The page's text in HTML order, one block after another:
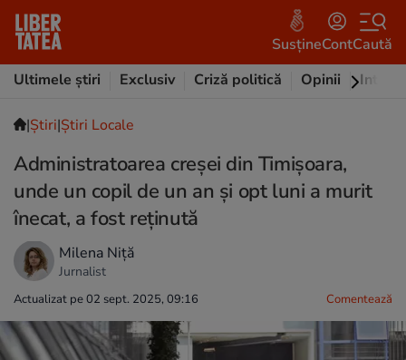
SusțineContCaută
Ultimele știri
Exclusiv Criză politică Opinii
|Ştiri|Știri Locale
Administratoarea creșei din Timişoara,
unde un copil de un an şi opt luni a murit
înecat, a fost reţinută
Milena Niță
Jurnalist
Actualizat pe 02 sept. 2025, 09:16 Comentează